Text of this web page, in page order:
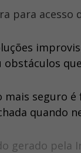
para
mais seguro é
quando
gerado pela